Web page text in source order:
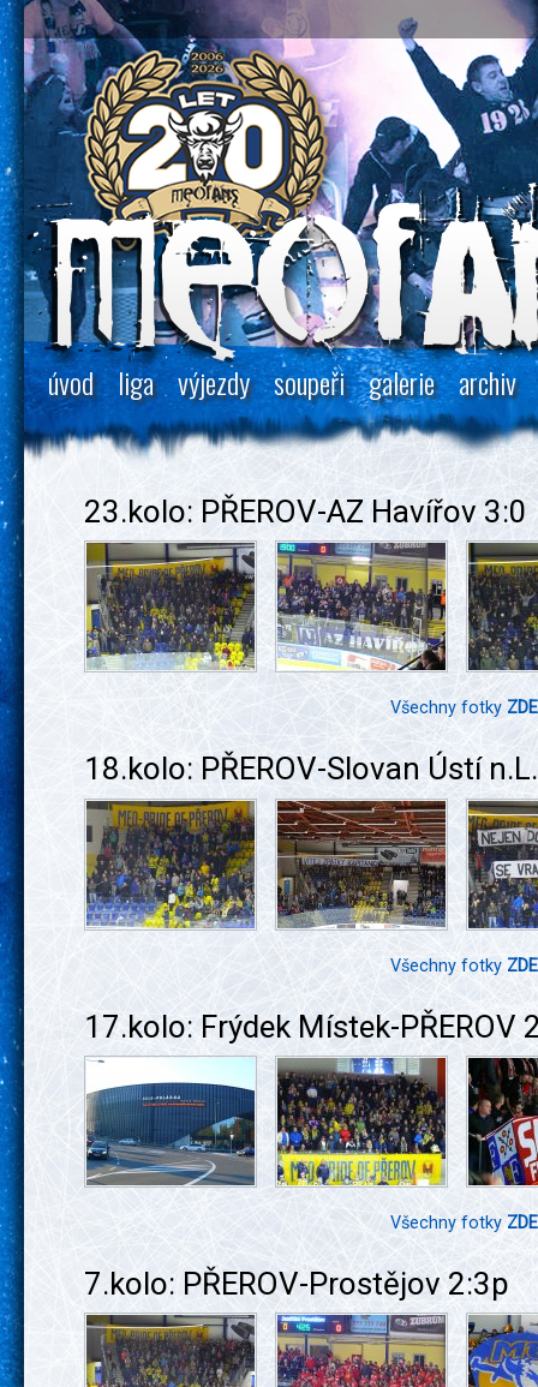
úvod liga výjezdy soupeři galerie archiv
23.kolo: PŘEROV-AZ Havířov 3:0
Všechny fotky ZDE
18.kolo: PŘEROV-Slovan Ústí
Všechny fotky ZDE
17.kolo: Frýdek Místek-PŘEROV
Všechny fotky ZDE
7.kolo: PŘEROV-Prostějov 2:3p